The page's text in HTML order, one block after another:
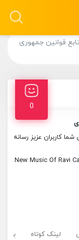
قوانین جمهوری
0
کاربران عزیز رسانه
New Music Of Ravi
لینک کوتاه